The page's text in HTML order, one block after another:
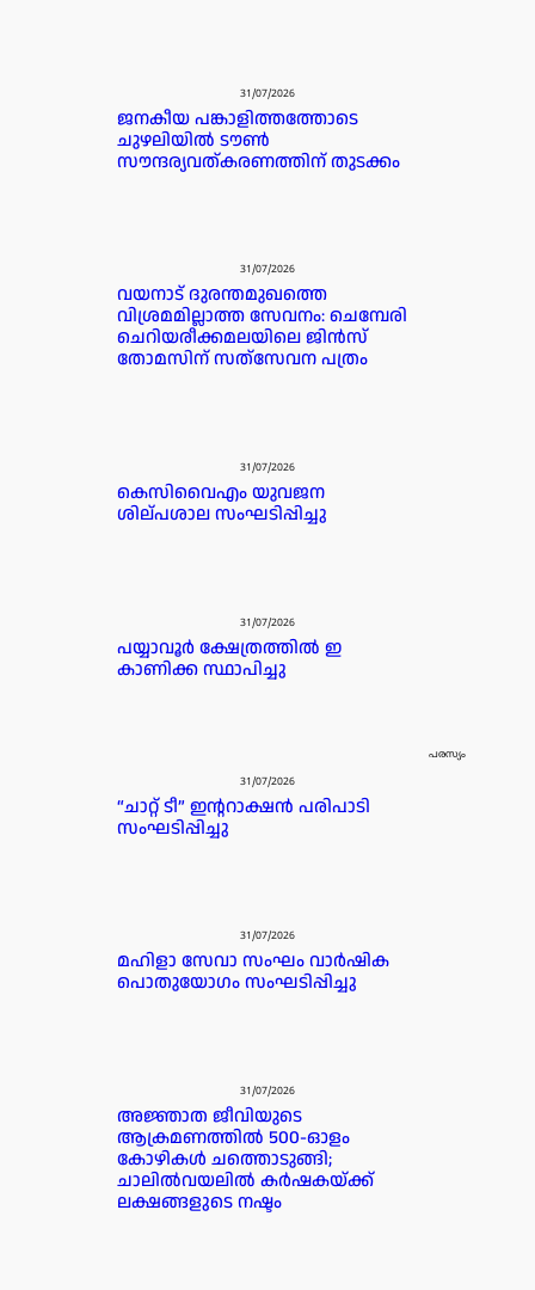
31/07/2026
ജനകീയ പങ്കാളിത്തത്തോടെ
ചുഴലിയിൽ ടൗൺ
സൗന്ദര്യവത്കരണത്തിന് തുടക്കം
31/07/2026
വയനാട് ദുരന്തമുഖത്തെ
വിശ്രമമില്ലാത്ത സേവനം: ചെമ്പേരി
ചെറിയരീക്കമലയിലെ ജിൻസ്
തോമസിന് സത്‌സേവന പത്രം
31/07/2026
കെസിവൈഎം യുവജന
ശില്പശാല സംഘടിപ്പിച്ചു
31/07/2026
പയ്യാവൂർ ക്ഷേത്രത്തിൽ ഇ
കാണിക്ക സ്ഥാപിച്ചു
പരസ്യം
31/07/2026
“ചാറ്റ് ടീ” ഇന്ററാക്ഷൻ പരിപാടി
സംഘടിപ്പിച്ചു
31/07/2026
മഹിളാ സേവാ സംഘം വാർഷിക
പൊതുയോഗം സംഘടിപ്പിച്ചു
31/07/2026
അജ്ഞാത ജീവിയുടെ
ആക്രമണത്തിൽ 500-ഓളം
കോഴികൾ ചത്തൊടുങ്ങി;
ചാലിൽവയലിൽ കർഷകയ്ക്ക്
ലക്ഷങ്ങളുടെ നഷ്ടം